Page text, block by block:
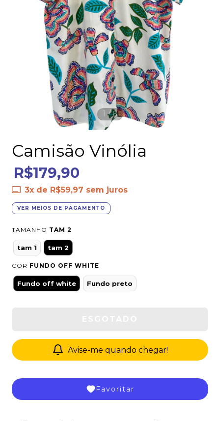
1 /6
Camisão Vinólia
R$179,90
3x de R$59,97 sem juros
VER MEIOS DE PAGAMENTO
TAMANHO TAM 2
tam 1 tam 2
COR FUNDO OFF WHITE
Fundo off white Fundo preto
Avise-me quando chegar!
Favoritar